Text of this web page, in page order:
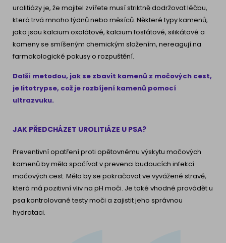
urolitiázy je, že majitel zvířete musí striktně dodržovat léčbu,
která trvá mnoho týdnů nebo měsíců. Některé typy kamenů,
jako jsou kalcium oxalátové, kalcium fosfátové, silikátové a
kameny se smíšeným chemickým složením, nereagují na
farmakologické pokusy o rozpuštění.
Další metodou, jak se zbavit kamenů z močových cest,
je litotrypse, což je rozbíjení kamenů pomocí
ultrazvuku.
JAK PŘEDCHÁZET UROLITIÁZE U PSA?
Preventivní opatření proti opětovnému výskytu močových
kamenů by měla spočívat v prevenci budoucích infekcí
močových cest. Mělo by se pokračovat ve vyvážené stravě,
která má pozitivní vliv na pH moči. Je také vhodné provádět u
psa kontrolované testy moči a zajistit jeho správnou
hydrataci.